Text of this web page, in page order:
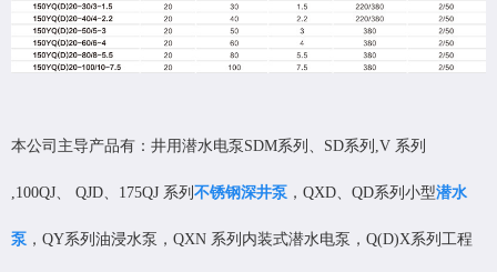
本公司主导产品有：井用潜水电泵SDM系列、SD系列,V 系列
,100QJ、 QJD、175QJ 系列 不锈钢深井泵 ，QXD、QD系列小型潜水
泵 ，QY系列油浸水泵，QXN 系列内装式潜水电泵，Q(D)X系列工程